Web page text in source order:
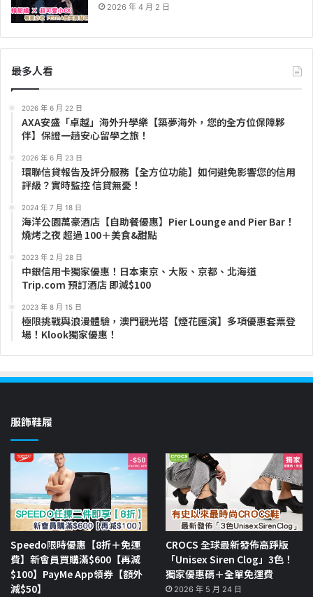
2026 年 4 月 2 日
最多人看
2026 年 6 月 22 日
AXA安盛「卓越」海外升學樂【築夢海外，您的全方位保障夥
伴】保證一趟安心留學之旅！
2026 年 6 月 23 日
環聯信貸報告及評分服務【全方位功能】如何避免影響您的信用
評級？實時監控 信貸無憂！
2024 年 7 月 18 日
海洋公園萬豪酒店【自助餐優惠】Pier Lounge and Pier Bar！
燒烤之夜 超過 100＋美食&甜點
2023 年 2 月 28 日
中銀信用卡獨家優惠！日本東京、大阪、京都、北海道
Trip.com 預訂酒店 即減$100
2023 年 8 月 15 日
極限挑戰與浪漫體驗，澳門觀光塔【煙花匯演】多項優惠套票登
場！Klook獨家優惠！
服飾鞋履
Speedo限時優惠【8折＋免運
費】新會員買購滿$600【再減
$100】PayMe App領券【額外
減$50】
CROCS 全球最新發佈高踭版
「Unisex Siren Clog」3色！
獨家優惠碼＋全單免運費
2026 年 5 月 24 日